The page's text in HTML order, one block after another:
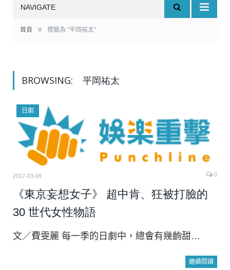
NAVIGATE
首頁 » 標籤為 "平岡祐太"
BROWSING: 平岡祐太
日劇
2017-03-09 0
《東京妄想女子》 超中肯、狂被打臉的
30 世代女性物語
文／費雯麗 每一季的日劇中，總會有幾齣甜…
繼續閱讀